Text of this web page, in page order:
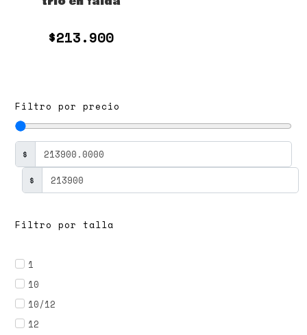
$213.900
Filtro por precio
$
$
Filtro por talla
1
10
10/12
12